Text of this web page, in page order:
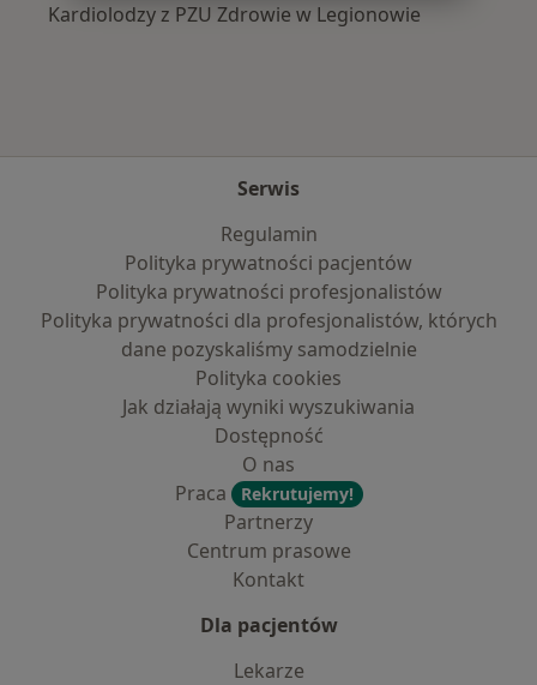
Kardiolodzy z PZU Zdrowie w Legionowie
Serwis
Regulamin
Polityka prywatności pacjentów
Polityka prywatności profesjonalistów
Polityka prywatności dla profesjonalistów, których
dane pozyskaliśmy samodzielnie
Polityka cookies
Jak działają wyniki wyszukiwania
Dostępność
O nas
Praca
Rekrutujemy!
Partnerzy
Centrum prasowe
Kontakt
Dla pacjentów
Lekarze